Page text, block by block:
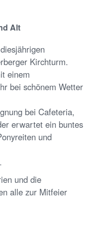
Alt
Kirchturm.
einem
bei schönem Wetter
bei Cafeteria,
erwartet ein buntes
und
und die
alle zur Mitfeier